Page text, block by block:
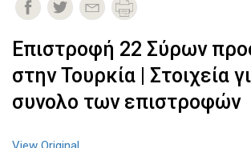
Επιστροφή 22 Σύρων
στην Τουρκία | Στοιχεία
συνολο των επιστροφών